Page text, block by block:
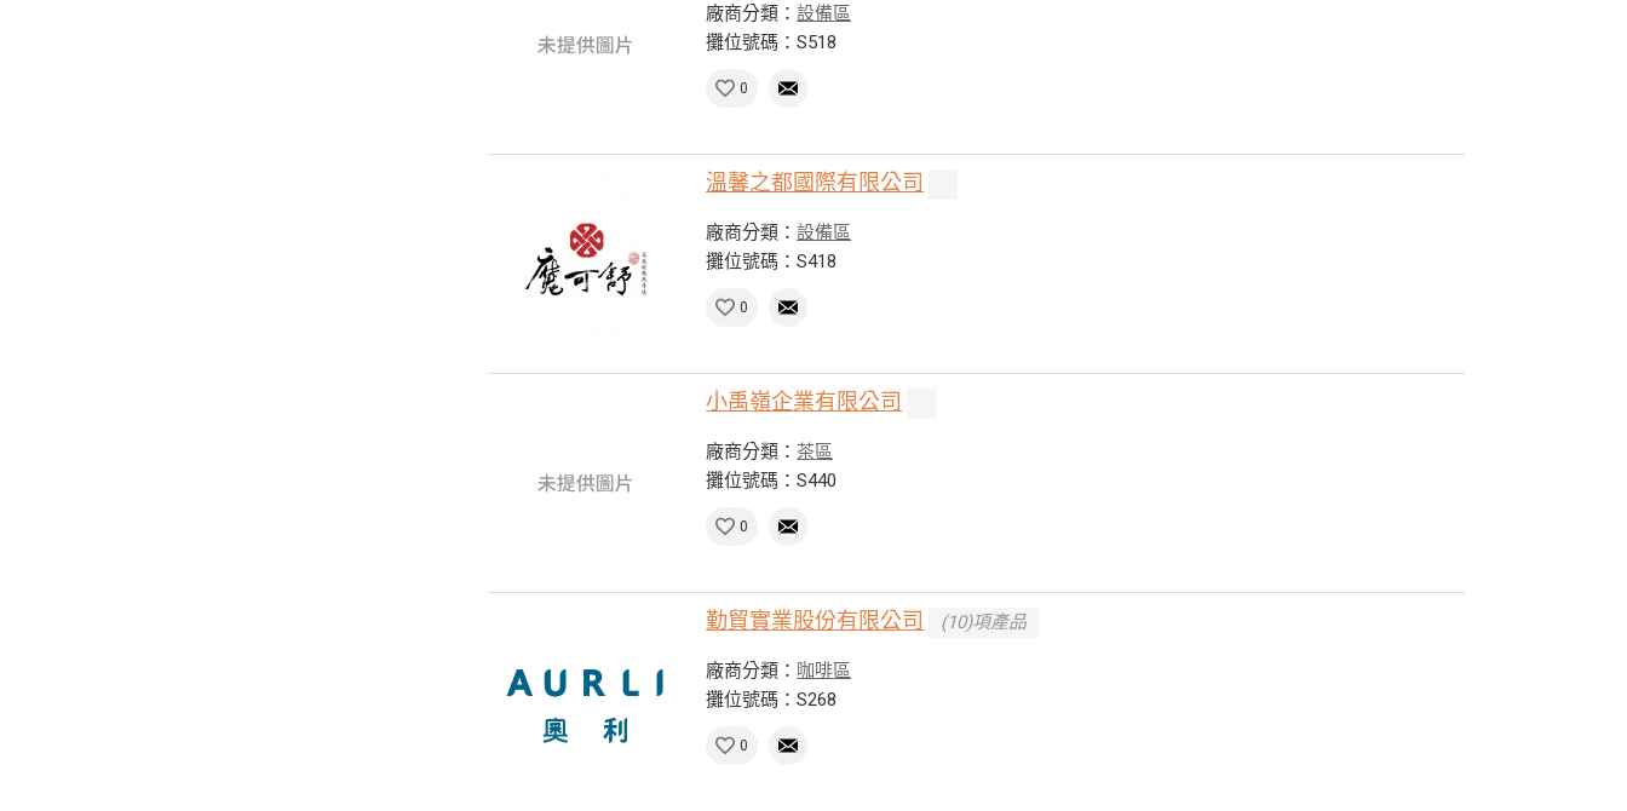
廠商分類：設備區
攤位號碼：S518
0
溫馨之都國際有限公司
廠商分類：設備區
攤位號碼：S418
0
小禹嶺企業有限公司
廠商分類：茶區
攤位號碼：S440
0
勤貿實業股份有限公司 (10)項產品
廠商分類： 咖啡區
攤位號碼：S268
0